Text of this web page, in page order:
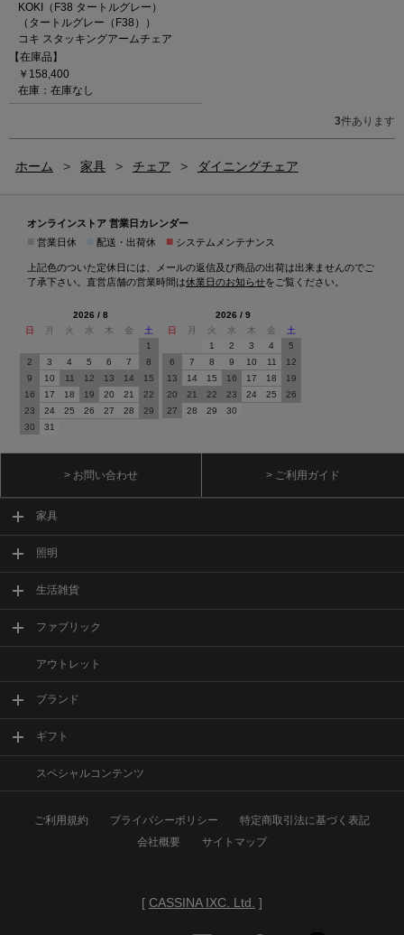
KOKI（F38 タートルグレー）
（タートルグレー（F38））
コキ スタッキングアームチェア
【在庫品】
￥158,400
在庫：在庫なし
3件あります
ホーム > 家具 > チェア > ダイニングチェア
オンラインストア 営業日カレンダー
営業日休 配送・出荷休 ■ システムメンテナンス
上記色のついた定休日には、メールの返信及び商品の出荷は出来ませんのでご
了承下さい。直営店舗の営業時間は休業日のお知らせをご覧ください。
2026 / 8
日
月 火 水 木 金
土
1
2
3 4 5 6 7
8
9
10 11 12 13 14
15
16
17 18 19 20 21
22
23
24 25 26 27 28
29
30
31
2026 / 9
日
月 火 水 木 金
土
1
2 3 4
5
6
7 8 9 10 11
12
13
14 15 16 17 18
19
20
21 22 23 24 25
26
27
28 29 30
> お問い合わせ > ご利用ガイド
家具
照明
生活雑貨
ファブリック
アウトレット
ブランド
ギフト
スペシャルコンテンツ
ご利用規約 プライバシーポリシー
特定商取引法に基づく表記
会社概要
サイトマップ
[ CASSINA IXC. Ltd. ]